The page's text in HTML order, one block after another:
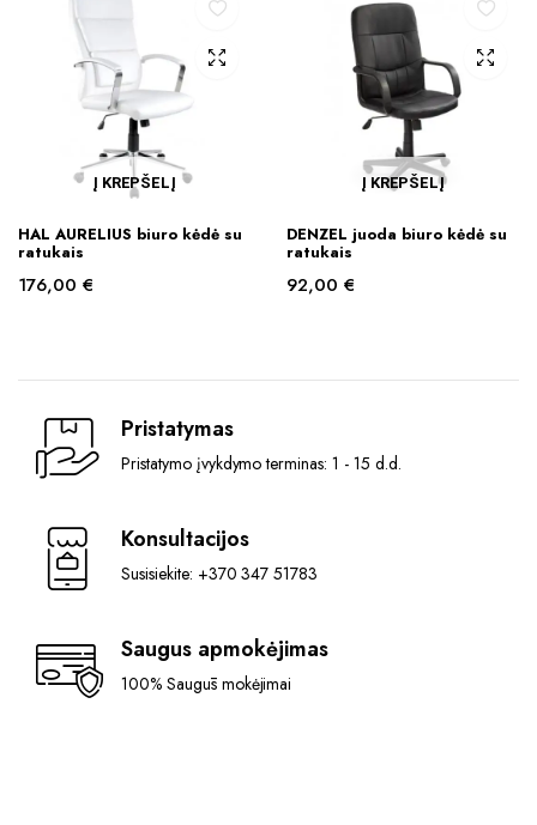
Į KREPŠELĮ
HAL AURELIUS biuro kėdė su
ratukais
176,00 €
Į KREPŠELĮ
DENZEL juoda biuro kėdė su
ratukais
92,00 €
Pristatymas
Pristatymo įvykdymo terminas: 1 - 15 d.d.
Konsultacijos
Susisiekite: +370 347 51783
Saugus apmokėjimas
100% Saugūs mokėjimai